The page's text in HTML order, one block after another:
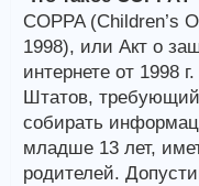
COPPA (Children’s
1998), или Акт о
интернете от 1998
Штатов, требующий
собирать
младше 13 лет,
родителей.